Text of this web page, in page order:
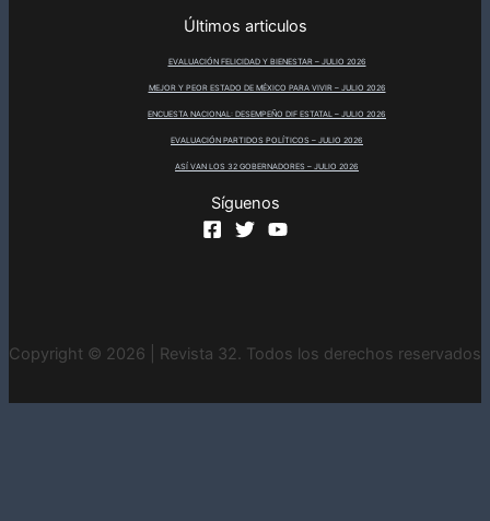
Últimos articulos
EVALUACIÓN FELICIDAD Y BIENESTAR – JULIO 2026
MEJOR Y PEOR ESTADO DE MÉXICO PARA VIVIR – JULIO 2026
ENCUESTA NACIONAL: DESEMPEÑO DIF ESTATAL – JULIO 2026
EVALUACIÓN PARTIDOS POLÍTICOS – JULIO 2026
ASÍ VAN LOS 32 GOBERNADORES – JULIO 2026
Síguenos
Copyright © 2026 | Revista 32. Todos los derechos reservados